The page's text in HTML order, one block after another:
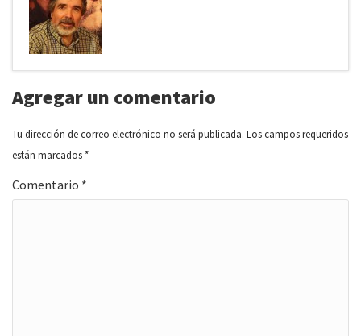
Agregar un comentario
Tu dirección de correo electrónico no será publicada. Los campos requeridos
están marcados *
Comentario *